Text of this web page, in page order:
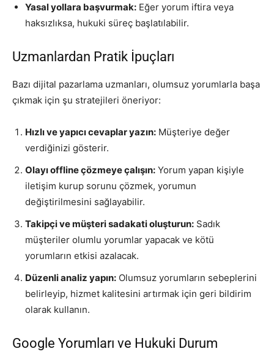
Yasal yollara başvurmak: Eğer yorum iftira veya
haksızlıksa, hukuki süreç başlatılabilir.
Uzmanlardan Pratik İpuçları
Bazı dijital pazarlama uzmanları, olumsuz yorumlarla başa
çıkmak için şu stratejileri öneriyor:
Hızlı ve yapıcı cevaplar yazın: Müşteriye değer
verdiğinizi gösterir.
Olayı offline çözmeye çalışın: Yorum yapan kişiyle
iletişim kurup sorunu çözmek, yorumun
değiştirilmesini sağlayabilir.
Takipçi ve müşteri sadakati oluşturun: Sadık
müşteriler olumlu yorumlar yapacak ve kötü
yorumların etkisi azalacak.
Düzenli analiz yapın: Olumsuz yorumların sebeplerini
belirleyip, hizmet kalitesini artırmak için geri bildirim
olarak kullanın.
Google Yorumları ve Hukuki Durum